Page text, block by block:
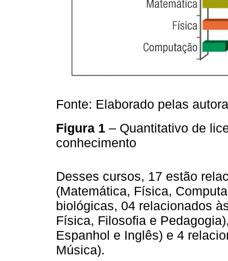
Fonte: Elaborado pelas
Figura 1 – Quantitativo de
conhecimento
Desses cursos, 17 estão
(Matemática, Física,
biológicas, 04 relacionados
Física, Filosofia e
Espanhol e Inglês) e 4
Música).